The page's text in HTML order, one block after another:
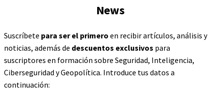
News
Suscríbete para ser el primero en recibir artículos, análisis y
noticias, además de descuentos exclusivos para
suscriptores en formación sobre Seguridad, Inteligencia,
Ciberseguridad y Geopolítica. Introduce tus datos a
continuación: